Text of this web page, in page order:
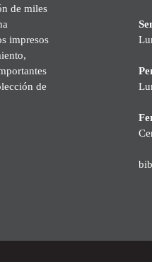
de miles
impresos
de